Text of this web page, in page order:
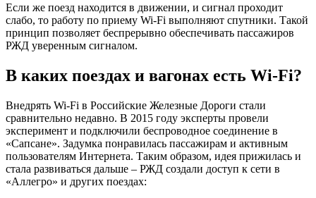
Если же поезд находится в движении, и сигнал проходит
слабо, то работу по приему Wi-Fi выполняют спутники. Такой
принцип позволяет беспрерывно обеспечивать пассажиров
РЖД уверенным сигналом.
В каких поездах и вагонах есть Wi-Fi?
Внедрять Wi-Fi в Российские Железные Дороги стали
сравнительно недавно. В 2015 году эксперты провели
эксперимент и подключили беспроводное соединение в
«Сапсане». Задумка понравилась пассажирам и активным
пользователям Интернета. Таким образом, идея прижилась и
стала развиваться дальше – РЖД создали доступ к сети в
«Аллегро» и других поездах: